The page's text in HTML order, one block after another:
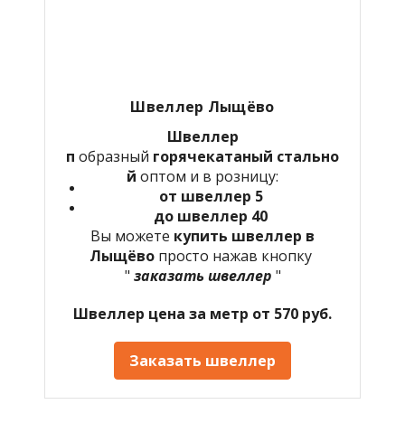
Швеллер Лыщёво
Швеллер
п образный горячекатаный стально
й оптом и в розницу:
от швеллер 5
до швеллер 40
Вы можете купить швеллер в
Лыщёво просто нажав кнопку
" заказать швеллер "
Швеллер цена за метр от 570 руб.
Заказать швеллер